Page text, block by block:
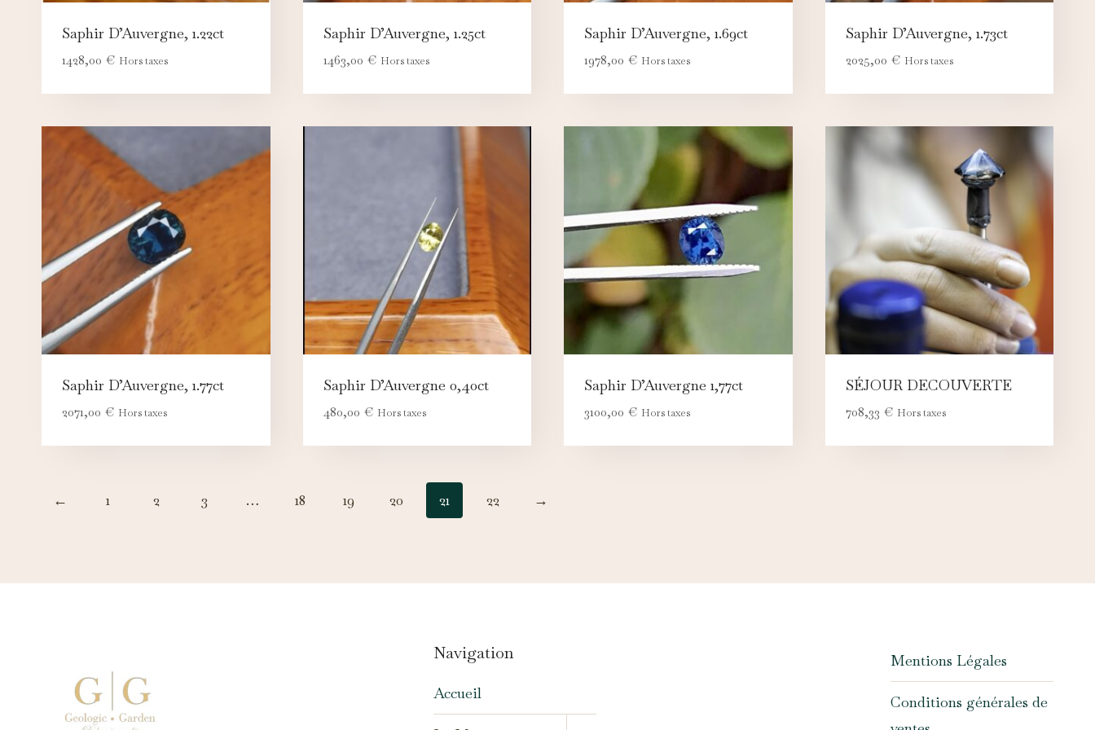
Saphir D’Auvergne, 1.22ct
1428,00 € Hors taxes
Saphir D’Auvergne, 1.25ct
1463,00 € Hors taxes
Saphir D’Auvergne, 1.69ct
1978,00 € Hors taxes
Saphir D’Auvergne, 1.73ct
2025,00 € Hors taxes
Saphir D’Auvergne, 1.77ct
2071,00 € Hors taxes
Saphir D’Auvergne 0,40ct
480,00 € Hors taxes
Saphir D’Auvergne 1,77ct
3100,00 € Hors taxes
SÉJOUR DECOUVERTE
708,33 € Hors taxes
← 1 2 3 … 18 19 20 21 22 →
Navigation
Accueil
Mentions Légales
Conditions générales de